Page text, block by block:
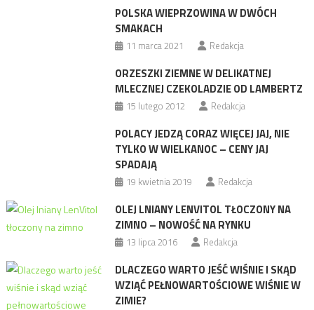
POLSKA WIEPRZOWINA W DWÓCH
SMAKACH
11 marca 2021 Redakcja
ORZESZKI ZIEMNE W DELIKATNEJ
MLECZNEJ CZEKOLADZIE OD LAMBERTZ
15 lutego 2012 Redakcja
POLACY JEDZĄ CORAZ WIĘCEJ JAJ, NIE
TYLKO W WIELKANOC – CENY JAJ
SPADAJĄ
19 kwietnia 2019 Redakcja
OLEJ LNIANY LENVITOL TŁOCZONY NA
ZIMNO – NOWOŚĆ NA RYNKU
13 lipca 2016 Redakcja
DLACZEGO WARTO JEŚĆ WIŚNIE I SKĄD
WZIĄĆ PEŁNOWARTOŚCIOWE WIŚNIE W
ZIMIE?